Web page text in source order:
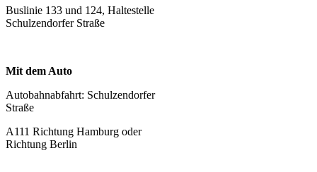
Buslinie 133 und 124, Haltestelle
Schulzendorfer Straße
Mit dem Auto
Autobahnabfahrt: Schulzendorfer
Straße
A111 Richtung Hamburg oder
Richtung Berlin